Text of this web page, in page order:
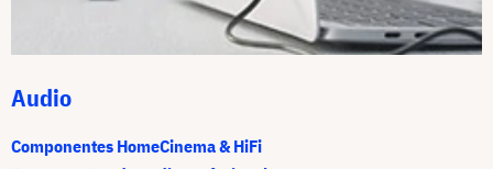
Audio
Componentes HomeCinema & HiFi